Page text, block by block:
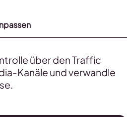
über den Traffic
Kanäle und verwandle